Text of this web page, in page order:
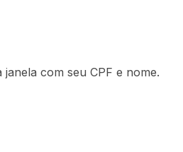
com seu CPF e nome.